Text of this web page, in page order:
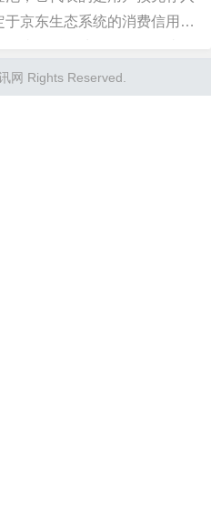
于京东生态系统的消费信用。
视角切换到“价值锚定”和“高
层面来理解其运...
网 Rights Reserved.